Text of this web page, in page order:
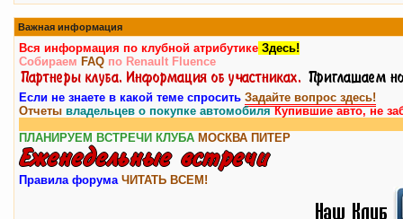
Важная информация
Вся информация по клубной атрибутике Здесь!
Собираем FAQ по Renault Fluence
Если не знаете в какой теме спросить Задайте вопрос здесь!
Отчеты владельцев о покупке автомобиляКупившие авто, не
ПЛАНИРУЕМ ВСТРЕЧИ КЛУБА МОСКВА ПИТЕР
Правила форума ЧИТАТЬ ВСЕМ!